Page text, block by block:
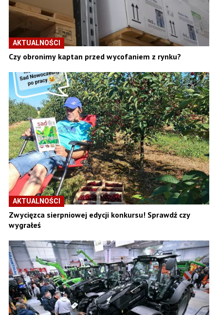
AKTUALNOŚCI
Czy obronimy kaptan przed wycofaniem z rynku?
AKTUALNOŚCI
Zwycięzca sierpniowej edycji konkursu! Sprawdź czy
wygrałeś